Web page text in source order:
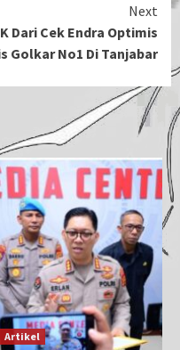
Next
Dari Cek Endra Optimis
Golkar No1 Di Tanjabar
Artikel